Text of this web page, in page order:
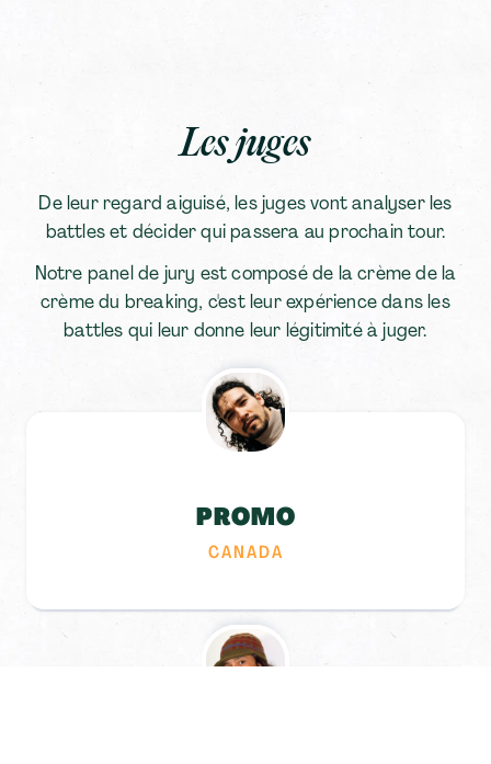
Les juges
De leur regard aiguisé, les juges vont analyser les
battles et décider qui passera au prochain tour.
Notre panel de jury est composé de la crème de la
crème du breaking, c'est leur expérience dans les
battles qui leur donne leur légitimité à juger.
PROMO
CANADA